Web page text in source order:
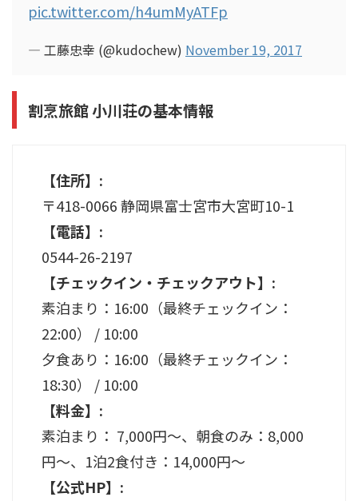
pic.twitter.com/h4umMyATFp
— 工藤忠幸 (@kudochew) November 19, 2017
割烹旅館 小川荘の基本情報
【住所】:
〒418-0066 静岡県富士宮市大宮町10-1
【電話】:
0544-26-2197
【チェックイン・チェックアウト】:
素泊まり：16:00（最終チェックイン：
22:00） / 10:00
夕食あり：16:00（最終チェックイン：
18:30） / 10:00
【料金】:
素泊まり： 7,000円～、朝食のみ：8,000
円～、1泊2食付き：14,000円～
【公式HP】: